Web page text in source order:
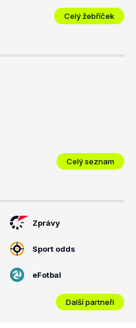
Celý žebříček
Celý seznam
Zprávy
Sport odds
eFotbal
Další partneři